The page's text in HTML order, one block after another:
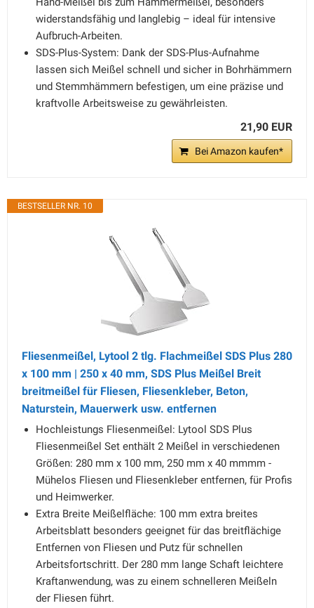
widerstandsfähig und langlebig – ideal für intensive
Aufbruch-Arbeiten.
SDS-Plus-System: Dank der SDS-Plus-Aufnahme
lassen sich Meißel schnell und sicher in Bohrhämmern
und Stemmhämmern befestigen, um eine präzise und
kraftvolle Arbeitsweise zu gewährleisten.
21,90 EUR
Bei Amazon kaufen*
BESTSELLER NR. 10
Fliesenmeißel, Lytool 2 tlg. Flachmeißel SDS Plus 280
x 100 mm | 250 x 40 mm, SDS Plus Meißel Breit
breitmeißel für Fliesen, Fliesenkleber, Beton,
Naturstein, Mauerwerk usw. entfernen
Hochleistungs Fliesenmeißel: Lytool SDS Plus
Fliesenmeißel Set enthält 2 Meißel in verschiedenen
Größen: 280 mm x 100 mm, 250 mm x 40 mmmm -
Mühelos Fliesen und Fliesenkleber entfernen, für Profis
und Heimwerker.
Extra Breite Meißelfläche: 100 mm extra breites
Arbeitsblatt besonders geeignet für das breitflächige
Entfernen von Fliesen und Putz für schnellen
Arbeitsfortschritt. Der 280 mm lange Schaft leichtere
Kraftanwendung, was zu einem schnelleren Meißeln
der Fliesen führt.